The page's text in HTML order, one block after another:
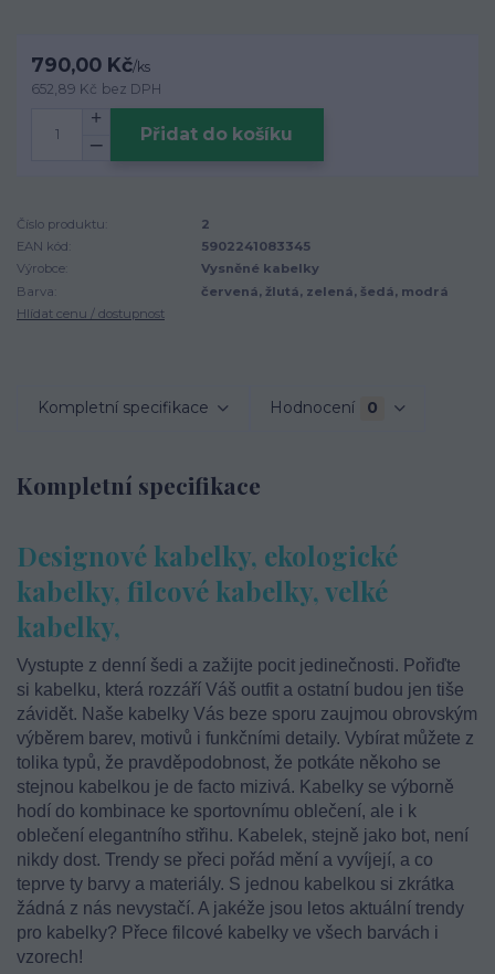
790,00 Kč/ks
652,89 Kč bez DPH
Přidat do košíku
Číslo produktu:
2
EAN kód:
5902241083345
Výrobce:
Vysněné kabelky
Barva:
červená, žlutá, zelená, šedá, modrá
Hlídat cenu / dostupnost
Kompletní specifikace Hodnocení 0
Kompletní specifikace
Designové kabelky, ekologické
kabelky, filcové kabelky, velké
kabelky,
Vystupte z denní šedi a zažijte pocit jedinečnosti. Pořiďte
si kabelku, která rozzáří Váš outfit a ostatní budou jen tiše
závidět. Naše kabelky Vás beze sporu zaujmou obrovským
výběrem barev, motivů i funkčními detaily. Vybírat můžete z
tolika typů, že pravděpodobnost, že potkáte někoho se
stejnou kabelkou je de facto mizivá. Kabelky se výborně
hodí do kombinace ke sportovnímu oblečení, ale i k
oblečení elegantního střihu. Kabelek, stejně jako bot, není
nikdy dost. Trendy se přeci pořád mění a vyvíjejí, a co
teprve ty barvy a materiály. S jednou kabelkou si zkrátka
žádná z nás nevystačí. A jakéže jsou letos aktuální trendy
pro kabelky? Přece filcové kabelky ve všech barvách i
vzorech!